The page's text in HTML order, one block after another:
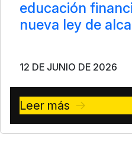
educación
nueva ley de
12 DE JUNIO DE 2026
Leer más